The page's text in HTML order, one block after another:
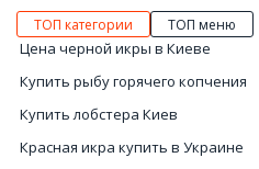
ТОП категории ТОП меню
Цена черной икры в Киеве
Купить рыбу горячего копчения
Купить лобстера Киев
Красная икра купить в Украине